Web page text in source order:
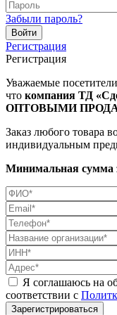
Забыли пароль?
Регистрация
Регистрация
Уважаемые
что компания ТД
ОПТОВЫМИ
Заказ любого товара
индивидуальным
Минимальная сумма
Я соглашаюсь на
соответствии с